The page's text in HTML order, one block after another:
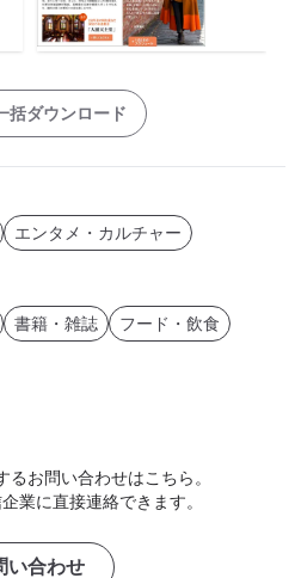
括ダウンロード
エンタメ・カルチャー
書籍・雑誌 フード・飲食
お問い合わせはこちら。
業に直接連絡できます。
い合わせ